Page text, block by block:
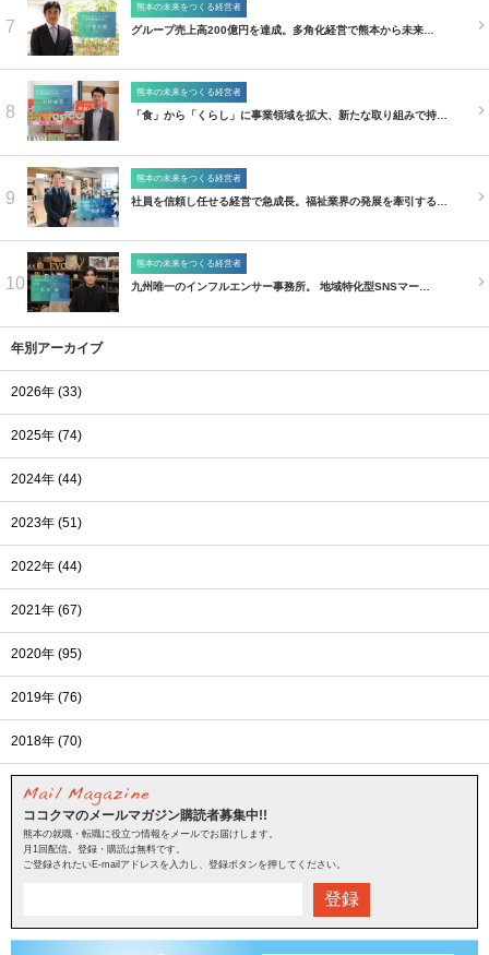
7
熊本の未来をつくる経営者
グループ売上高200億円を達成。多角化経営で熊本から未来…
8
熊本の未来をつくる経営者
「食」から「くらし」に事業領域を拡大、新たな取り組みで持…
9
熊本の未来をつくる経営者
社員を信頼し任せる経営で急成長。福祉業界の発展を牽引する…
10
熊本の未来をつくる経営者
九州唯一のインフルエンサー事務所。 地域特化型SNSマー…
年別アーカイブ
2026年 (33)
2025年 (74)
2024年 (44)
2023年 (51)
2022年 (44)
2021年 (67)
2020年 (95)
2019年 (76)
2018年 (70)
ココクマのメールマガジン購読者募集中!!
熊本の就職・転職に役立つ情報をメールでお届けします。
月1回配信。登録・購読は無料です。
ご登録されたいE-mailアドレスを入力し、登録ボタンを押してください。
登録